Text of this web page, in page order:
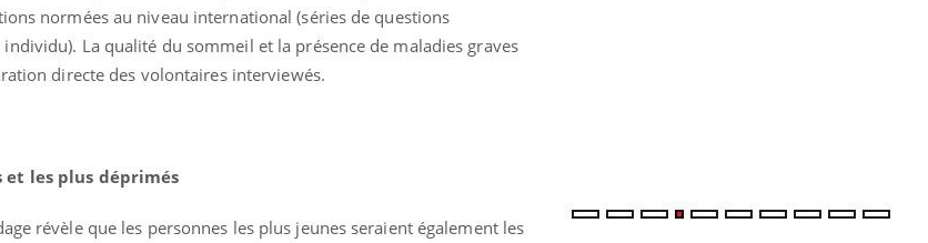
normées au niveau international (séries de questions
La qualité du sommeil et la présence de maladies graves
directe des volontaires interviewés.
et les plus déprimés
révèle que les personnes les plus jeunes seraient également les